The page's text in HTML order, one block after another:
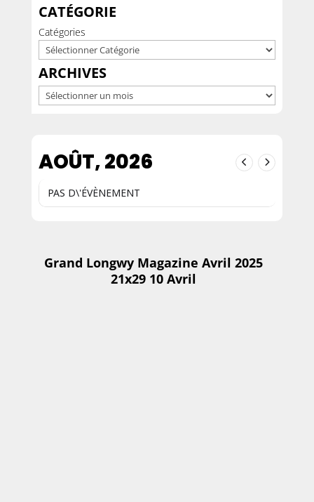
CATÉGORIE
Catégories
ARCHIVES
Archives
AOÛT, 2026
PAS D\'ÉVÈNEMENT
Grand Longwy Magazine Avril 2025
21x29 10 Avril